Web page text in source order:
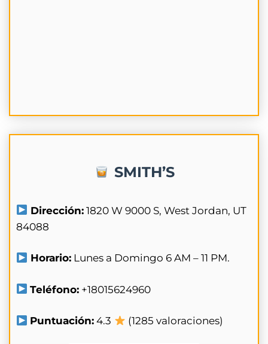
SMITH’S
Dirección: 1820 W 9000 S, West Jordan, UT
84088
Horario: Lunes a Domingo 6 AM – 11 PM.
Teléfono: +18015624960
Puntuación: 4.3 (1285 valoraciones)